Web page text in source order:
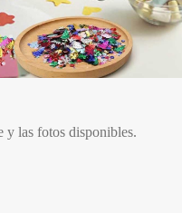
y las fotos disponibles.